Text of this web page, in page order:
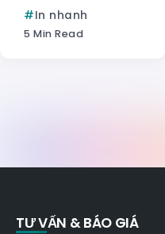
In nhanh
5 Min Read
TƯ VẤN & BÁO GIÁ